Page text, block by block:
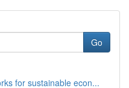
Go
for sustainable econ...